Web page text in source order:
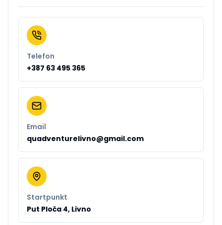
Telefon
+387 63 495 365
Email
quadventurelivno@gmail.com
Startpunkt
Put Ploča 4, Livno